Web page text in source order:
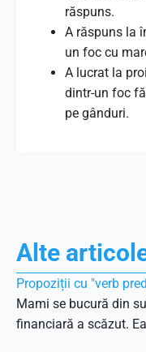
răspuns.
A răspuns la
un foc cu
A lucrat la
dintr-un foc
pe gânduri.
Alte
Propoziții cu "verb
Mami se bucură din
financiară a scăzut.